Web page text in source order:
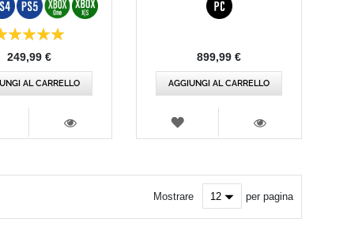
249,99 €
AL CARRELLO
VISTA
899,99 €
AGGIUNGI AL CARRELLO
LISTA
VISTA
Mostrare per pagina